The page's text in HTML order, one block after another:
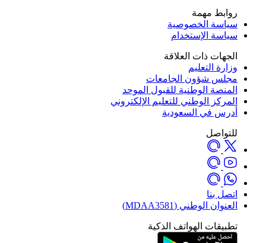
روابط مهمة
سياسة الخصوصية
سياسة الإستخدام
الجهات ذات العلاقة
وزارة التعليم
مجلس شؤون الجامعات
المنصة الوطنية للقبول الموحد
المركز الوطني للتعليم الإلكتروني
أدرس في السعودية
للتواصل
اتصل بنا
العنوان الوطني (MDAA3581)
تطبيقات الهواتف الذكية